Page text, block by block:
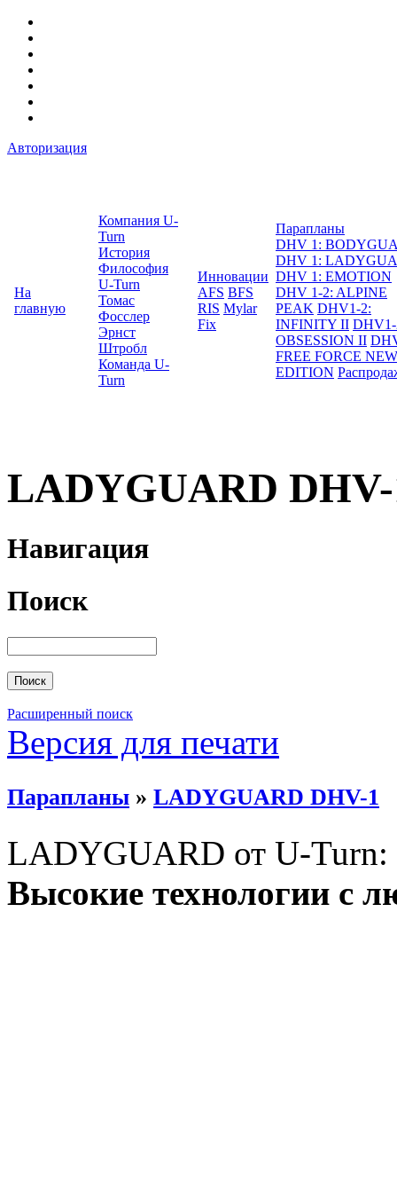
Авторизация
На
главную
Компания U-
Turn
История
Философия
U-Turn
Томас
Фосслер
Эрнст
Штробл
Команда U-
Turn
Инновации
AFS BFS
RIS Mylar
Fix
Парапланы
DHV 1:
DHV 1:
DHV 1: EMOTION
DHV 1-2: ALPINE
PEAK DHV1-2:
INFINITY II
OBSESSION II
FREE FORCE NEW
EDITION
LADYGUARD
Навигация
Поиск
Расширенный поиск
Версия для печати
Парапланы » LADYGUARD DHV-1
LADYGUARD от U-Turn:
Высокие технологии с